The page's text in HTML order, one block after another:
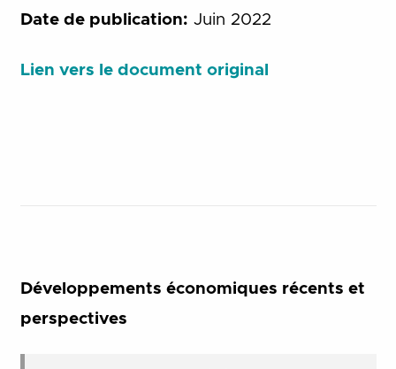
Date de publication: Juin 2022
Lien vers le document original
Développements économiques récents et
perspectives